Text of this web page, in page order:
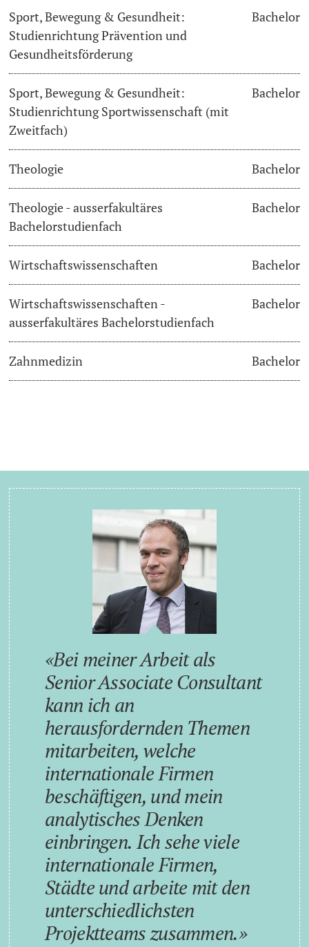
Sport, Bewegung & Gesundheit:
Studienrichtung Prävention und
Gesundheitsförderung
Bachelor
Sport, Bewegung & Gesundheit:
Studienrichtung Sportwissenschaft (mit
Zweitfach)
Bachelor
Theologie Bachelor
Theologie - ausserfakultäres
Bachelorstudienfach
Bachelor
Wirtschaftswissenschaften Bachelor
Wirtschaftswissenschaften -
ausserfakultäres Bachelorstudienfach
Bachelor
Zahnmedizin Bachelor
Bei meiner Arbeit als
Senior Associate Consultant
kann ich an
herausfordernden Themen
mitarbeiten, welche
internationale Firmen
beschäftigen, und mein
analytisches Denken
einbringen. Ich sehe viele
internationale Firmen,
Städte und arbeite mit den
unterschiedlichsten
Projektteams zusammen.